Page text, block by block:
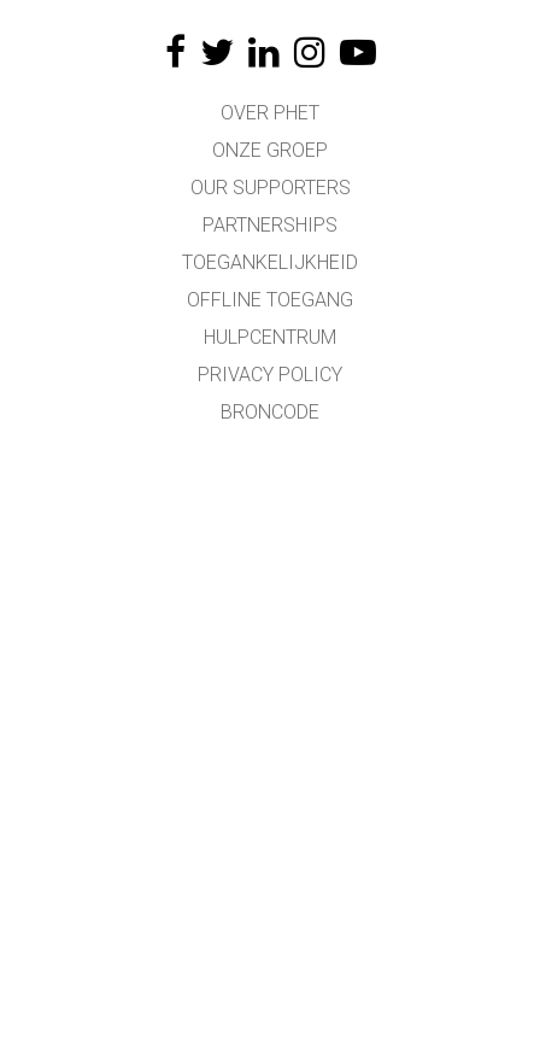
OVER PHET
ONZE GROEP
OUR SUPPORTERS
PARTNERSHIPS
TOEGANKELIJKHEID
OFFLINE TOEGANG
HULPCENTRUM
PRIVACY POLICY
BRONCODE